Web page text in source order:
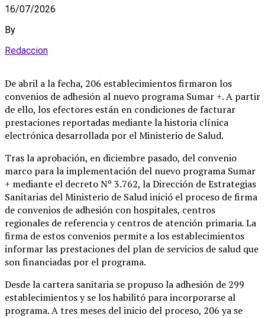
16/07/2026
By
Redaccion
De abril a la fecha, 206 establecimientos firmaron los
convenios de adhesión al nuevo programa Sumar +. A partir
de ello, los efectores están en condiciones de facturar
prestaciones reportadas mediante la historia clínica
electrónica desarrollada por el Ministerio de Salud.
Tras la aprobación, en diciembre pasado, del convenio
marco para la implementación del nuevo programa Sumar
+ mediante el decreto Nº 3.762, la Dirección de Estrategias
Sanitarias del Ministerio de Salud inició el proceso de firma
de convenios de adhesión con hospitales, centros
regionales de referencia y centros de atención primaria. La
firma de estos convenios permite a los establecimientos
informar las prestaciones del plan de servicios de salud que
son financiadas por el programa.
Desde la cartera sanitaria se propuso la adhesión de 299
establecimientos y se los habilitó para incorporarse al
programa. A tres meses del inicio del proceso, 206 ya se